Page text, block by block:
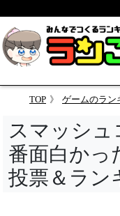
TOP ゲームのラン
スマッシ
番面白かっ
投票＆ラン